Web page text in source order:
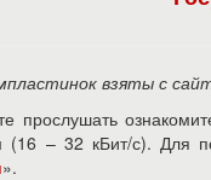
взяты с
прослушать
(16 – 32 кБит/с). Для
».